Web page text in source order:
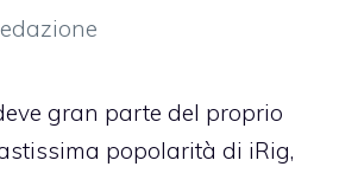
gran parte del proprio
popolarità di iRig,